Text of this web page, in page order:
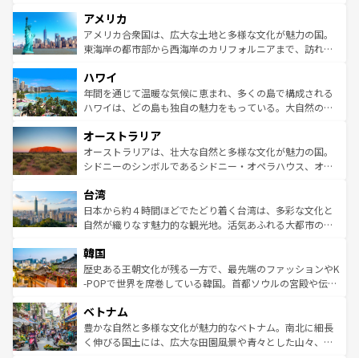
ンツ一覧を参照してほしい。
の建物がそのまま残る町や、スイスならではのユニークな
博物館もあり、アルプス観光だけでなく町歩きも満喫する
ことができる。国民の所得が高いため物価も高いが、旅行
ば市内交通費無料で観光を楽しむこともできる。 なお、新
着のスイス情報はコンテンツ一覧 を参照してほしい。
アメリカ
アメリカ合衆国は、広大な土地と多様な文化が魅力の国。
東海岸の都市部から西海岸のカリフォルニアまで、訪れる
のような巨大都市は、観光、ショッピング、エンターテイ
ンメントが詰まった刺激的なスポットだ。一方、アメリカ
西部には大自然が広がり、グランドキャニオンやイエロー
部のニューオーリンズでは、音楽と美食が融合した独特の
文化が魅力。旅行者はアメリカの各地域で異なる魅力を楽
しみながら、その多様性と豊かな歴史を感じることができ
ならではの贅沢な旅のスタイルだ。 なお、新着のアメリカ
情報はコンテンツ一覧を参照してほしい。
ハワイ
年間を通じて温暖な気候に恵まれ、多くの島で構成される
ハワイは、どの島も独自の魅力をもっている。大自然の神
ワイ島は見逃せない。また、定番の観光地といえばオアフ
島だが、静かな自然を求めるならマウイ島やカウアイ島が
おすすめ。エメラルドグリーンに輝く海をはじめ、豊かな
れるおもてなしの心で訪れる人々を迎えてくれるハワイの
人々、おいしいローカルフードやハワイアンミュージッ
ク、伝統的なフラダンスなど、すべてがハワイの魅力を彩
ワイを、存分に味わってほしい。 なお、新着のハワイ情報
はコンテンツ一覧を参照してほしい。
オーストラリア
オーストラリアは、壮大な自然と多様な文化が魅力の国。
シドニーのシンボルであるシドニー・オペラハウス、オー
リアリーフや大陸中央部にそびえるウルル（エアーズロッ
ク）、タスマニアの美しい原生林やケアンズの熱帯雨林な
ど、見どころがたくさん。また、カフェやワイン、オージ
いる。アクティビティも充実しており、サーフィンやダイ
ビング、ハイキングなど、アウトドア好きにはたまらな
い。オーストラリアの多彩な魅力を存分に味わいつくそ
参照してほしい。
台湾
日本から約４時間ほどでたどり着く台湾は、多彩な文化と
自然が織りなす魅力的な観光地。活気あふれる大都市の台
ン）、静ひつな山岳地帯である台湾東部など、都市の喧騒
と山間の静けさが共存しており、訪れる人に新しい発見と
驚きをもたらしてくれる。また、奥深い台湾の食文化も魅
容にもいいと評判のスイーツなど、バラエティ豊かな料理
が味わえる。 なお、新着の台湾情報は コンテンツ一覧を参
照してほしい。
韓国
歴史ある王朝文化が残る一方で、最先端のファッションやK
-POPで世界を席巻している韓国。首都ソウルの宮殿や伝統
き、地方に足を延ばせば四季折々の自然美を楽しむことが
できる。そして、キムチや焼肉、絶品のストリートフード
まで、さまざまな韓国料理が待っている。夜には、韓国な
ベトナム
豊かな自然と多様な文化が魅力的なベトナム。南北に細長
く伸びる国土には、広大な田園風景や青々とした山々、世